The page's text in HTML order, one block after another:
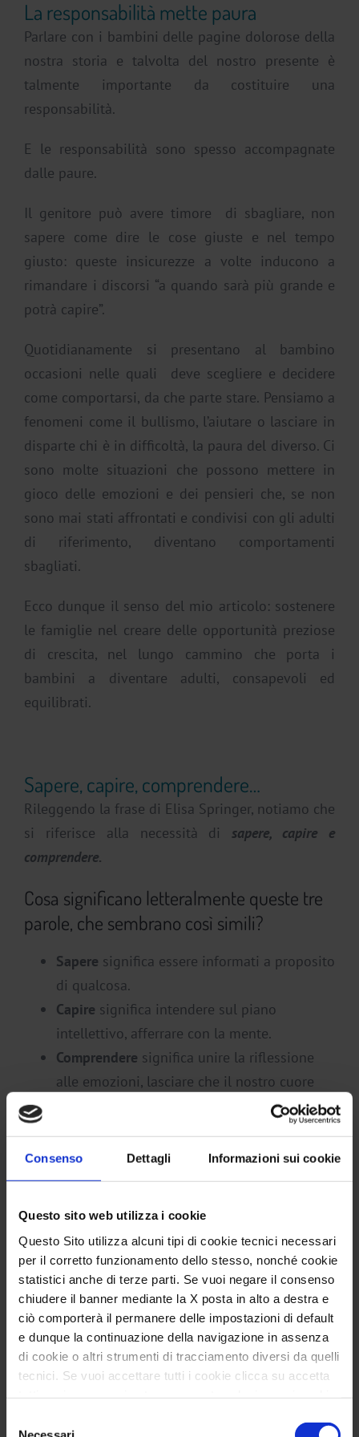
Consenso Dettagli Informazioni sui cookie
Questo sito web utilizza i cookie
Questo Sito utilizza alcuni tipi di cookie tecnici necessari
per il corretto funzionamento dello stesso, nonché cookie
statistici anche di terze parti. Se vuoi negare il consenso
chiudere il banner mediante la X posta in alto a destra e
ciò comporterà il permanere delle impostazioni di default
e dunque la continuazione della navigazione in assenza
di cookie o altri strumenti di tracciamento diversi da quelli
tecnici. Se vuoi accettare tutti i cookie clicca su accetta
più consulta la
La responsabilità mette paura
Parlare con i bambini delle pagine dolorose della
nostra storia e talvolta del nostro presente è
talmente importante da costituire una
responsabilità.
E le responsabilità sono spesso accompagnate
dalle paure.
Il genitore può avere timore di sbagliare, non
sapere come dire le cose giuste e nel tempo
giusto: queste insicurezze a volte inducono a
rimandare i discorsi “a quando sarà più grande e
potrà capire”.
Quotidianamente si presentano al bambino
occasioni nelle quali deve scegliere e decidere
come comportarsi, da che parte stare. Pensiamo a
fenomeni come il bullismo, l’aiutare o lasciare in
disparte chi è in difficoltà, la paura del diverso. Ci
sono molte situazioni che possono mettere in
gioco delle emozioni e dei pensieri che, se non
sono mai stati affrontati e condivisi con gli adulti
di riferimento, diventano comportamenti
sbagliati.
Ecco dunque il senso del mio articolo: sostenere
le famiglie nel creare delle opportunità preziose
di crescita, nel lungo cammino che porta i
bambini a diventare adulti, consapevoli ed
equilibrati.
Sapere, capire, comprendere…
Rileggendo la frase di Elisa Springer, notiamo che
si riferisce alla necessità di sapere, capire e
comprendere.
Cosa significano letteralmente queste tre
parole, che sembrano così simili?
Sapere significa essere informati a proposito
di qualcosa.
Capire significa intendere sul piano
intellettivo, afferrare con la mente.
Comprendere significa unire la riflessione
alle emozioni, lasciare che il nostro cuore
prima di tutto sapere (quali sono gli eventi) e
Aiutare i bambini a comprendere è necessario per
insegnare loro a sviluppare abilità quali ascolto,
dialogo ed empatia prima di tutto per le persone.
Perché avvicinare i bambini alla Storia?